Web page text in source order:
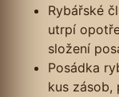
Rybářské
utrpí
složení
Posádka
kus zásob,